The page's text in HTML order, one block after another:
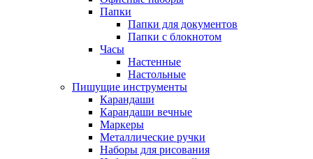
Папки
Папки для документов
Папки с блокнотом
Часы
Настенные
Настольные
Пишущие инструменты
Карандаши
Карандаши вечные
Маркеры
Металлические ручки
Наборы для рисования